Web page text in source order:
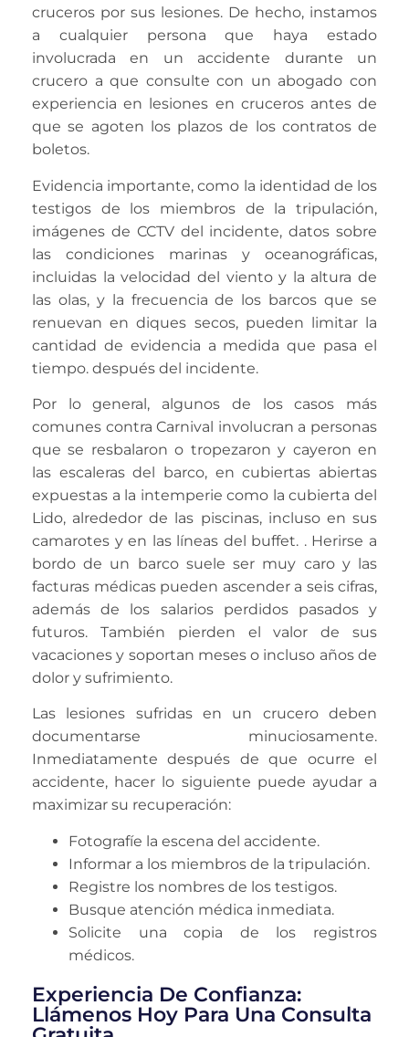
cruceros por sus lesiones. De hecho, instamos
a cualquier persona que haya estado
involucrada en un accidente durante un
crucero a que consulte con un abogado con
experiencia en lesiones en cruceros antes de
que se agoten los plazos de los contratos de
boletos.
Evidencia importante, como la identidad de los
testigos de los miembros de la tripulación,
imágenes de CCTV del incidente, datos sobre
las condiciones marinas y oceanográficas,
incluidas la velocidad del viento y la altura de
las olas, y la frecuencia de los barcos que se
renuevan en diques secos, pueden limitar la
cantidad de evidencia a medida que pasa el
tiempo. después del incidente.
Por lo general, algunos de los casos más
comunes contra Carnival involucran a personas
que se resbalaron o tropezaron y cayeron en
las escaleras del barco, en cubiertas abiertas
expuestas a la intemperie como la cubierta del
Lido, alrededor de las piscinas, incluso en sus
camarotes y en las líneas del buffet. . Herirse a
bordo de un barco suele ser muy caro y las
facturas médicas pueden ascender a seis cifras,
además de los salarios perdidos pasados y
futuros. También pierden el valor de sus
vacaciones y soportan meses o incluso años de
dolor y sufrimiento.
Las lesiones sufridas en un crucero deben
documentarse minuciosamente.
Inmediatamente después de que ocurre el
accidente, hacer lo siguiente puede ayudar a
maximizar su recuperación:
Fotografíe la escena del accidente.
Informar a los miembros de la tripulación.
Registre los nombres de los testigos.
Busque atención médica inmediata.
Solicite una copia de los registros
médicos.
Experiencia De Confianza:
Llámenos Hoy Para Una Consulta